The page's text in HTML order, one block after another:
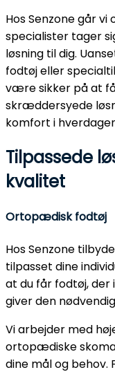
Hos Senzone går
specialister tager
løsning til dig.
fodtøj eller
være sikker på at
skræddersyede
komfort i
Tilpassede
kvalitet
Ortopædisk fodtøj
Hos Senzone
tilpasset dine
at du får fodtøj, der
giver den
Vi arbejder med
ortopædiske
dine mål og behov.